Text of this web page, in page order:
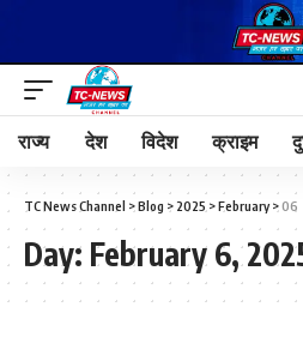
राज्य देश विदेश क्राइम
TC News Channel >Blog > 2025 >February>06
Day: February 6,